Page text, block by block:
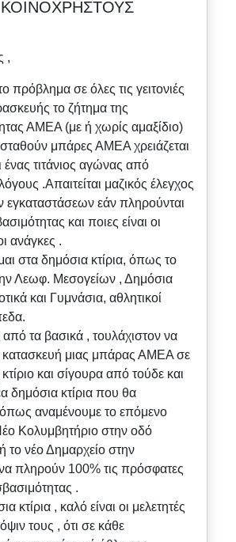
,
πρόβλημα σε όλες τις γειτονιές
το ζήτημα της
ΑΜΕΑ (με ή χωρίς αμαξίδιο)
μπάρες ΑΜΕΑ χρειάζεται
ένας τιτάνιος αγώνας από
.Απαιτείται μαζικός έλεγχος
εάν πληρούνται
και ποιες είναι οι
ανάγκες .
στα δημόσια κτίρια, όπως το
Λεωφ. Μεσογείων , Δημόσια
και Γυμνάσια, αθλητικοί
τα βασικά , τουλάχιστον να
κατασκευή μιας μπάρας ΑΜΕΑ σε
και σίγουρα από τούδε και
δημόσια κτίρια που θα
αναμένουμε το επόμενο
Κολυμβητήριο στην οδό
το νέο Δημαρχείο στην
πληρούν 100% τις πρόσφατες
.
κτίρια , καλό είναι οι μελετητές
τους , ότι σε κάθε